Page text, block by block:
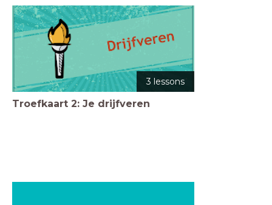
3 lessons
Troefkaart 2: Je drijfveren